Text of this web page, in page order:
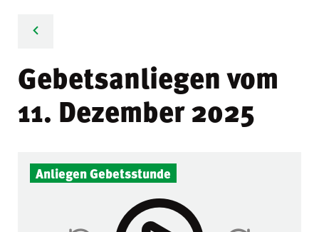
Gebetsanliegen vom
11. Dezember 2025
Anliegen Gebetsstunde
Audio-